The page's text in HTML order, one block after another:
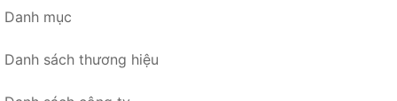
Danh mục
Danh sách thương hiệu